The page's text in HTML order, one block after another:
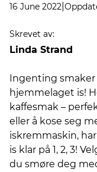
16 June 2022
Skrevet av:
Linda Strand
Ingenting smaker
hjemmelaget is!
kaffesmak –
eller å kose seg
iskremmaskin,
is klar på 1, 2, 3!
du smøre deg